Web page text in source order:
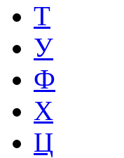
Т
У
Ф
Х
Ц